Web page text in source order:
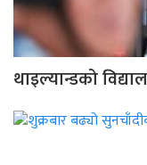
थाइल्यान्डको